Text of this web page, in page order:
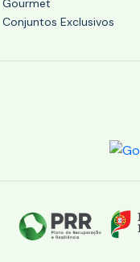
Gourmet
Conjuntos Exclusivos